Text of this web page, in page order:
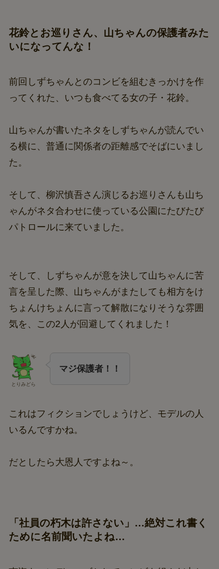
花鈴とお巡りさん、山ちゃんの保護者みた
いになってんな！
前回しずちゃんとのコンビを組むきっかけを作
ってくれた、いつも食べてる女の子・花鈴。
山ちゃんが書いたネタをしずちゃんが読んでい
る横に、普通に関係者の距離感でそばにいまし
た。
そして、柳沢慎吾さん演じるお巡りさんも山ち
ゃんがネタ合わせに使っている公園にたびたび
パトロールに来ていました。
そして、しずちゃんが意を決して山ちゃんに苦
言を呈した際、山ちゃんがまたしても相方をけ
ちょんけちょんに言って解散になりそうな雰囲
気を、この2人が回避してくれました！
とりみどら
マジ保護者！！
これはフィクションでしょうけど、モデルの人
いるんですかね。
だとしたら大恩人ですよね～。
「社員の朽木は許さない」…絶対これ書く
ために名前聞いたよね…